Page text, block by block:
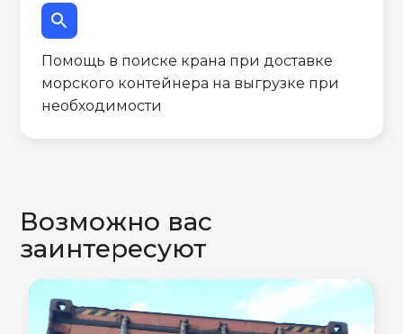
search
Помощь в поиске крана при доставке
морского контейнера на выгрузке при
необходимости
Возможно вас
заинтересуют